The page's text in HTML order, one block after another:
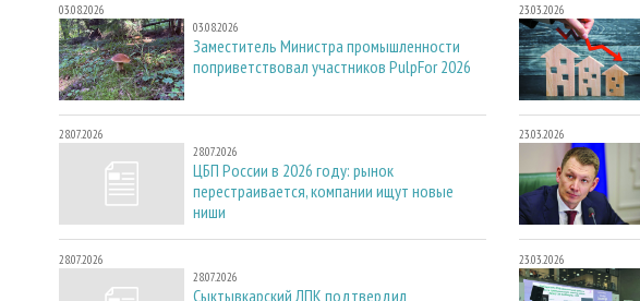
03.08.2026
03.08.2026
Заместитель Министра промышленности
поприветствовал участников PulpFor 2026
28.07.2026
28.07.2026
ЦБП России в 2026 году: рынок
перестраивается, компании ищут новые
ниши
28.07.2026
28.07.2026
Сыктывкарский ЛПК подтвердил
23.03.2026
23.03.2026
23.03.2026